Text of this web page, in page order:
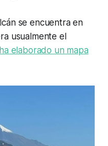
se encuentra en
usualmente el
elaborado un mapa